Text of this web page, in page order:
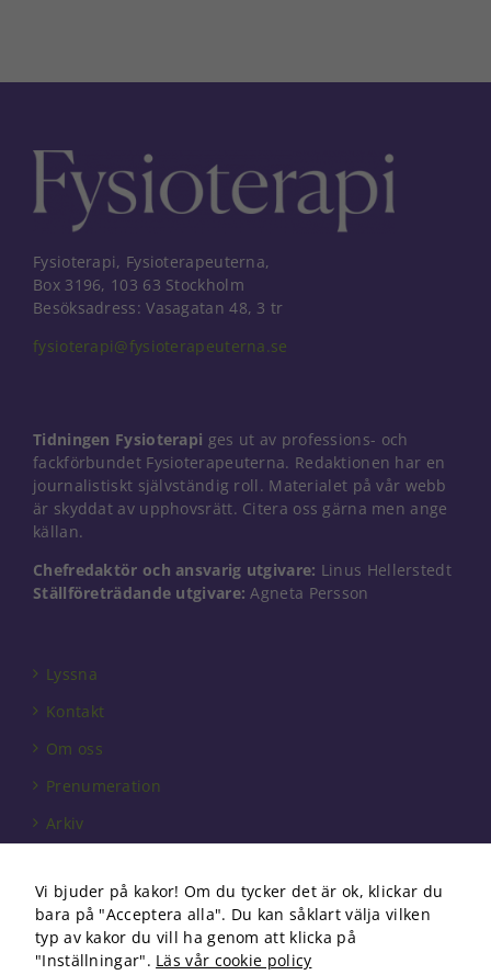
Fysioterapi, Fysioterapeuterna,
Box 3196, 103 63 Stockholm
Besöksadress: Vasagatan 48, 3 tr
fysioterapi@fysioterapeuterna.se
Tidningen Fysioterapi ges ut av professions- och
fackförbundet Fysioterapeuterna. Redaktionen har en
journalistiskt självständig roll. Materialet på vår webb
är skyddat av upphovsrätt. Citera oss gärna men ange
källan.
Chefredaktör och ansvarig utgivare: Linus Hellerstedt
Ställföreträdande utgivare: Agneta Persson
Lyssna
Kontakt
Om oss
Prenumeration
Arkiv
Förbundet
Om cookies
Vi bjuder på kakor! Om du tycker det är ok, klickar du
bara på "Acceptera alla". Du kan såklart välja vilken
typ av kakor du vill ha genom att klicka på
"Inställningar". Läs vår cookie policy
Nödvändiga
Dessa kakor
behövs för
att hemsidan
baserat på
hur
hemsidan
används.